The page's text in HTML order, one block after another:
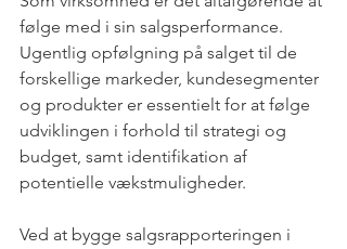
følge med i sin salgsperformance.
Ugentlig opfølgning på salget til de
forskellige markeder, kundesegmenter
og produkter er essentielt for at følge
udviklingen i forhold til strategi og
budget, samt identifikation af
potentielle vækstmuligheder.
Ved at bygge salgsrapporteringen i